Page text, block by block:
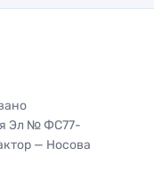
Эл № ФС77-
— Носова